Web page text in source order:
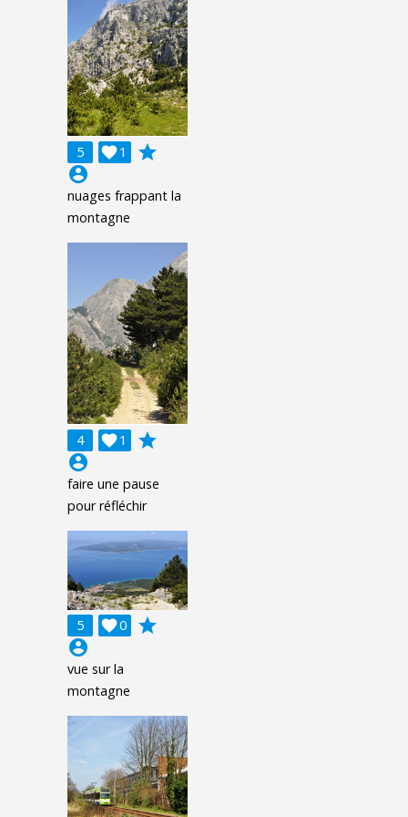
5 1

grade
account_circle
nuages frappant la
montagne
4 1

grade
account_circle
faire une pause
pour réfléchir
5 0

grade
account_circle
vue sur la
montagne